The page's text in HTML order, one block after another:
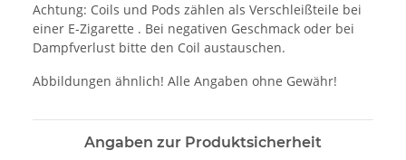
Achtung: Coils und Pods zählen als Verschleißteile bei
einer E-Zigarette . Bei negativen Geschmack oder bei
Dampfverlust bitte den Coil austauschen.
Abbildungen ähnlich! Alle Angaben ohne Gewähr!
Angaben zur Produktsicherheit